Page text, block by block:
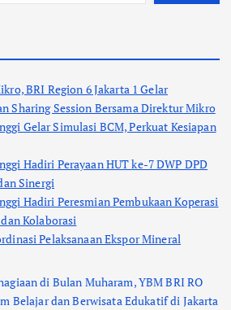
BRI Region 6 Jakarta 1 Gelar
Sharing Session Bersama Direktur Mikro
Gelar Simulasi BCM, Perkuat Kesiapan
Hadiri Perayaan HUT ke-7 DWP DPD
Sinergi
Hadiri Peresmian Pembukaan Koperasi
Kolaborasi
Pelaksanaan Ekspor Mineral
di Bulan Muharam, YBM BRI RO
Belajar dan Berwisata Edukatif di Jakarta